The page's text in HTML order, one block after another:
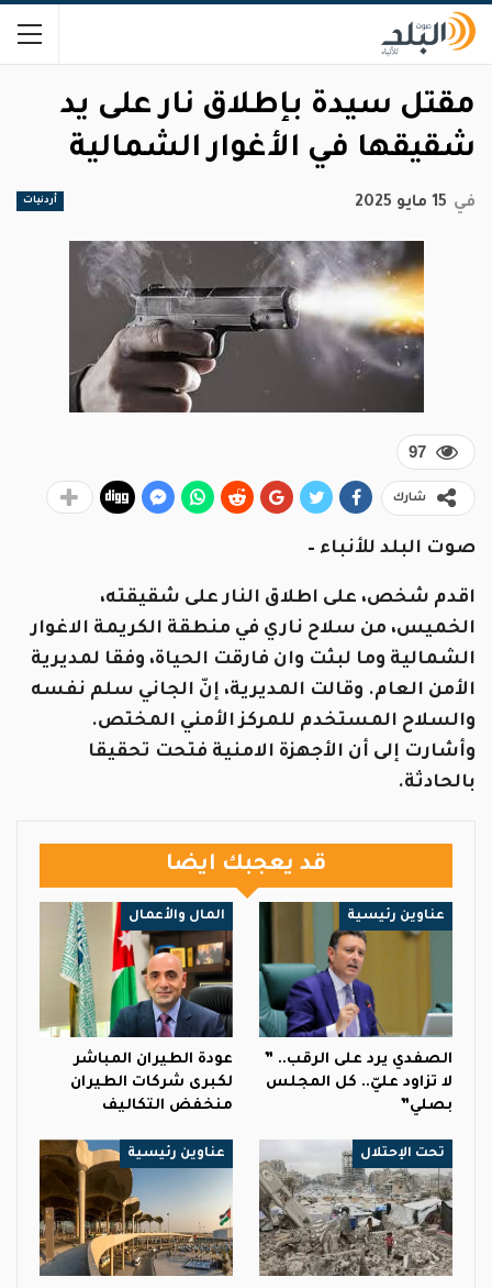
مقتل سيدة بإطلاق نار على يد
شقيقها في الأغوار الشمالية
أردنيات في 15 مايو 2025
97
شارك
صوت البلد للأنباء –
اقدم شخص، على اطلاق النار على شقيقته،
الخميس، من سلاح ناري في منطقة الكريمة الاغوار
الشمالية وما لبثت وان فارقت الحياة، وفقا لمديرية
الأمن العام. وقالت المديرية، إنّ الجاني سلم نفسه
والسلاح المستخدم للمركز الأمني المختص.
وأشارت إلى أن الأجهزة الامنية فتحت تحقيقا
بالحادثة.
قد يعجبك ايضا
عناوين رئيسية
الصفدي يرد على الرقب.. ”
لا تزاود عليّ.. كل المجلس
بصلي”
المال والأعمال
عودة الطيران المباشر
لكبرى شركات الطيران
منخفض التكاليف
تحت الإحتلال عناوين رئيسية